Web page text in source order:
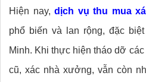
Hiện nay,dịch vụ thu mua
phổ biến và lan rộng, đặc
Minh. Khi thực hiện tháo dỡ
cũ, xác nhà xưởng, vẫn còn